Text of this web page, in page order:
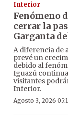
Interior
Fenómeno
cerrar la
Garganta
A diferencia de
prevé un
debido al
Iguazú
visitantes
Inferior.
Agosto 3, 2026